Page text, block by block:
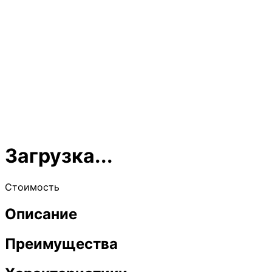
Загрузка...
Стоимость
Описание
Преимущества